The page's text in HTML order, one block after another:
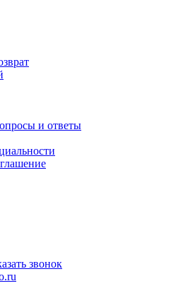
и ответы
звонок